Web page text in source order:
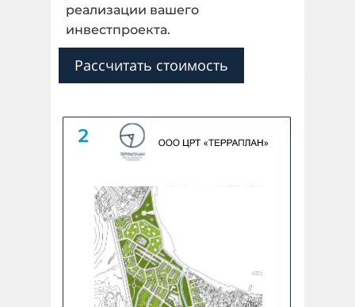
Назад
реализации вашего
инвестпроекта.
Рассчитать стоимость